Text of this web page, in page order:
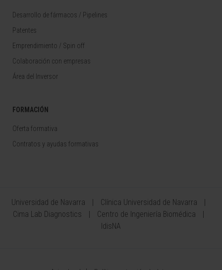
Desarrollo de fármacos / Pipelines
Patentes
Emprendimiento / Spin off
Colaboración con empresas
Área del Inversor
FORMACIÓN
Oferta formativa
Contratos y ayudas formativas
Universidad de Navarra
Clínica Universidad de Navarra
Cima Lab Diagnostics
Centro de Ingeniería Biomédica
IdisNA